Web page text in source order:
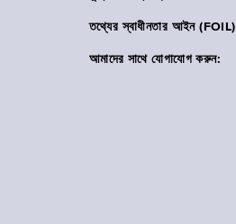
তথ্যের স্বাধীনতার আইন (FOIL)
আমাদের সাথে যোগাযোগ করুন: